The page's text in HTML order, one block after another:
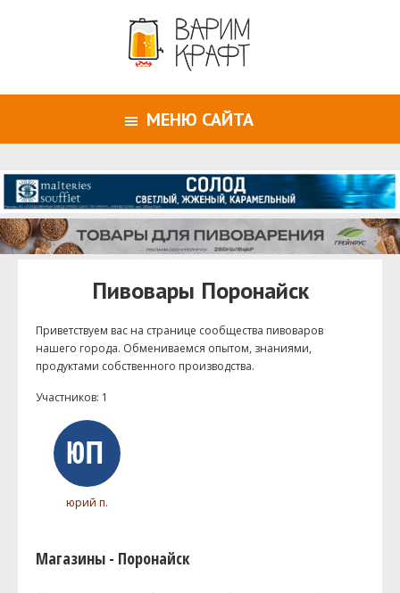
МЕНЮ САЙТА
Пивовары Поронайск
Приветствуем ваc на странице сообщества пивоваров
нашего города. Обмениваемся опытом, знаниями,
продуктами собственного производства.
Участников: 1
юрий п.
Магазины - Поронайск